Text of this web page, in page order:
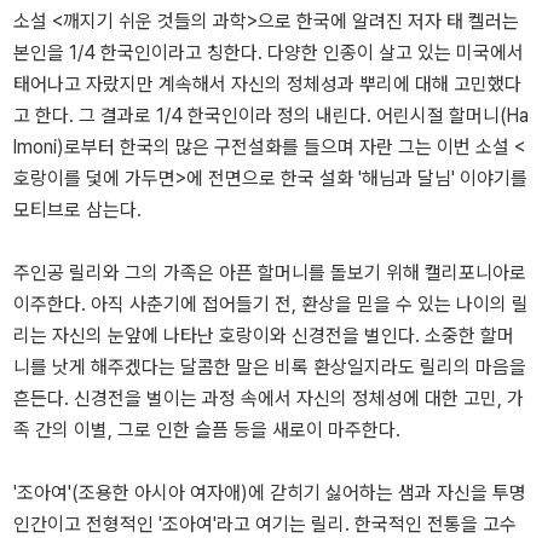
소설 <깨지기 쉬운 것들의 과학>으로 한국에 알려진 저자 태 켈러는
본인을 1/4 한국인이라고 칭한다. 다양한 인종이 살고 있는 미국에서
태어나고 자랐지만 계속해서 자신의 정체성과 뿌리에 대해 고민했다
고 한다. 그 결과로 1/4 한국인이라 정의 내린다. 어린시절 할머니(Ha
lmoni)로부터 한국의 많은 구전설화를 들으며 자란 그는 이번 소설 <
호랑이를 덫에 가두면>에 전면으로 한국 설화 '해님과 달님' 이야기를
모티브로 삼는다.
주인공 릴리와 그의 가족은 아픈 할머니를 돌보기 위해 캘리포니아로
이주한다. 아직 사춘기에 접어들기 전, 환상을 믿을 수 있는 나이의 릴
리는 자신의 눈앞에 나타난 호랑이와 신경전을 벌인다. 소중한 할머
니를 낫게 해주겠다는 달콤한 말은 비록 환상일지라도 릴리의 마음을
흔든다. 신경전을 벌이는 과정 속에서 자신의 정체성에 대한 고민, 가
족 간의 이별, 그로 인한 슬픔 등을 새로이 마주한다.
'조아여'(조용한 아시아 여자애)에 갇히기 싫어하는 샘과 자신을 투명
인간이고 전형적인 '조아여'라고 여기는 릴리. 한국적인 전통을 고수